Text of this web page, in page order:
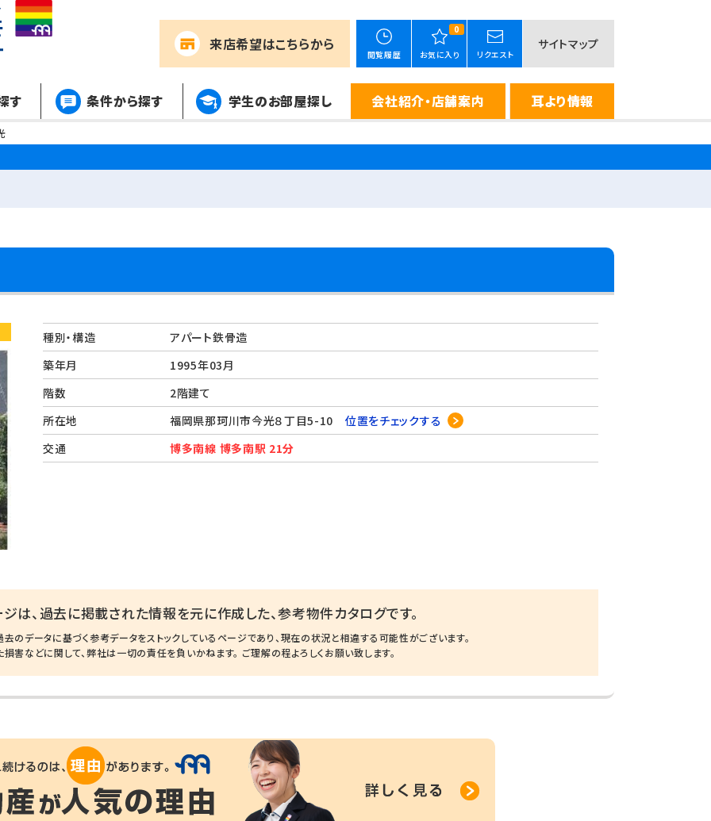
来店希望はこちらから
閲覧履歴
0
お気に入り リクエスト
サイトマップ
す 条件から探す 学生のお部屋探し 会社紹介・店舗案内 耳より情報
種別・構造
アパート鉄骨造
築年月
1995年03月
階数
2階建て
所在地
福岡県那珂川市今光８丁目5-10 位置をチェックする
交通
博多南線 博多南駅 21分
は、過去に掲載された情報を元に作成した、参考物件カタログです。
去のデータに基づく参考データをストックしているページであり、現在の状況と相違する可能性がございます。
害などに関して、弊社は一切の責任を負いかねます。 ご理解の程よろしくお願い致します。